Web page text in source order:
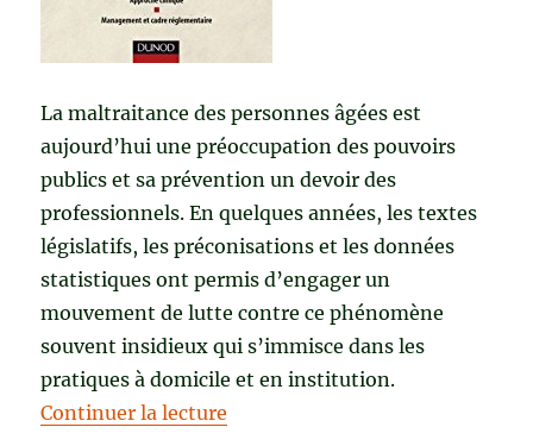
La maltraitance des personnes âgées est
aujourd’hui une préoccupation des pouvoirs
publics et sa prévention un devoir des
professionnels. En quelques années, les textes
législatifs, les préconisations et les données
statistiques ont permis d’engager un
mouvement de lutte contre ce phénomène
souvent insidieux qui s’immisce dans les
pratiques à domicile et en institution.
Continuer la lecture